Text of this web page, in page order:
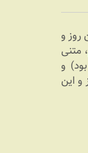
روز و
، متنی
و
و این